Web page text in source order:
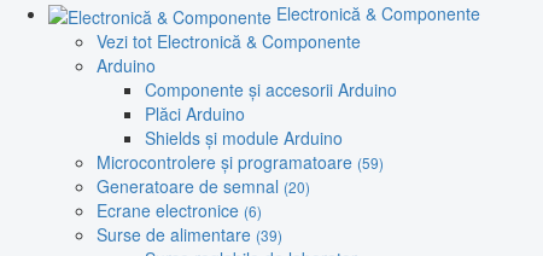
Electronică & Componente
Vezi tot Electronică & Componente
Arduino
Componente și accesorii Arduino
Plăci Arduino
Shields și module Arduino
Microcontrolere și programatoare (59)
Generatoare de semnal (20)
Ecrane electronice (6)
Surse de alimentare (39)